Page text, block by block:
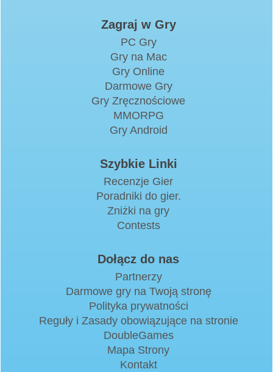
Zagraj w Gry
PC Gry
Gry na Mac
Gry Online
Darmowe Gry
Gry Zręcznościowe
MMORPG
Gry Android
Szybkie Linki
Recenzje Gier
Poradniki do gier.
Zniżki na gry
Contests
Dołącz do nas
Partnerzy
Darmowe gry na Twoją stronę
Polityka prywatności
Reguły i Zasady obowiązujące na stronie
DoubleGames
Mapa Strony
Kontakt